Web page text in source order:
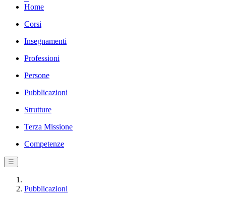
Home
Corsi
Insegnamenti
Professioni
Persone
Pubblicazioni
Strutture
Terza Missione
Competenze
☰
Pubblicazioni